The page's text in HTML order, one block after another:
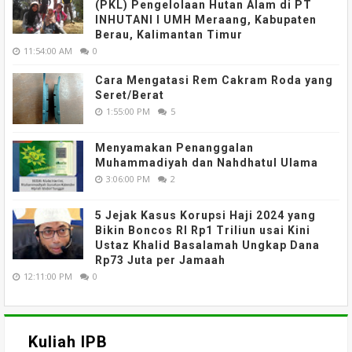
(PKL) Pengelolaan Hutan Alam di PT
INHUTANI I UMH Meraang, Kabupaten
Berau, Kalimantan Timur
11:54:00 AM 0
Cara Mengatasi Rem Cakram Roda yang
Seret/Berat
1:55:00 PM 5
Menyamakan Penanggalan
Muhammadiyah dan Nahdhatul Ulama
3:06:00 PM 2
5 Jejak Kasus Korupsi Haji 2024 yang
Bikin Boncos RI Rp1 Triliun usai Kini
Ustaz Khalid Basalamah Ungkap Dana
Rp73 Juta per Jamaah
12:11:00 PM 0
Kuliah IPB